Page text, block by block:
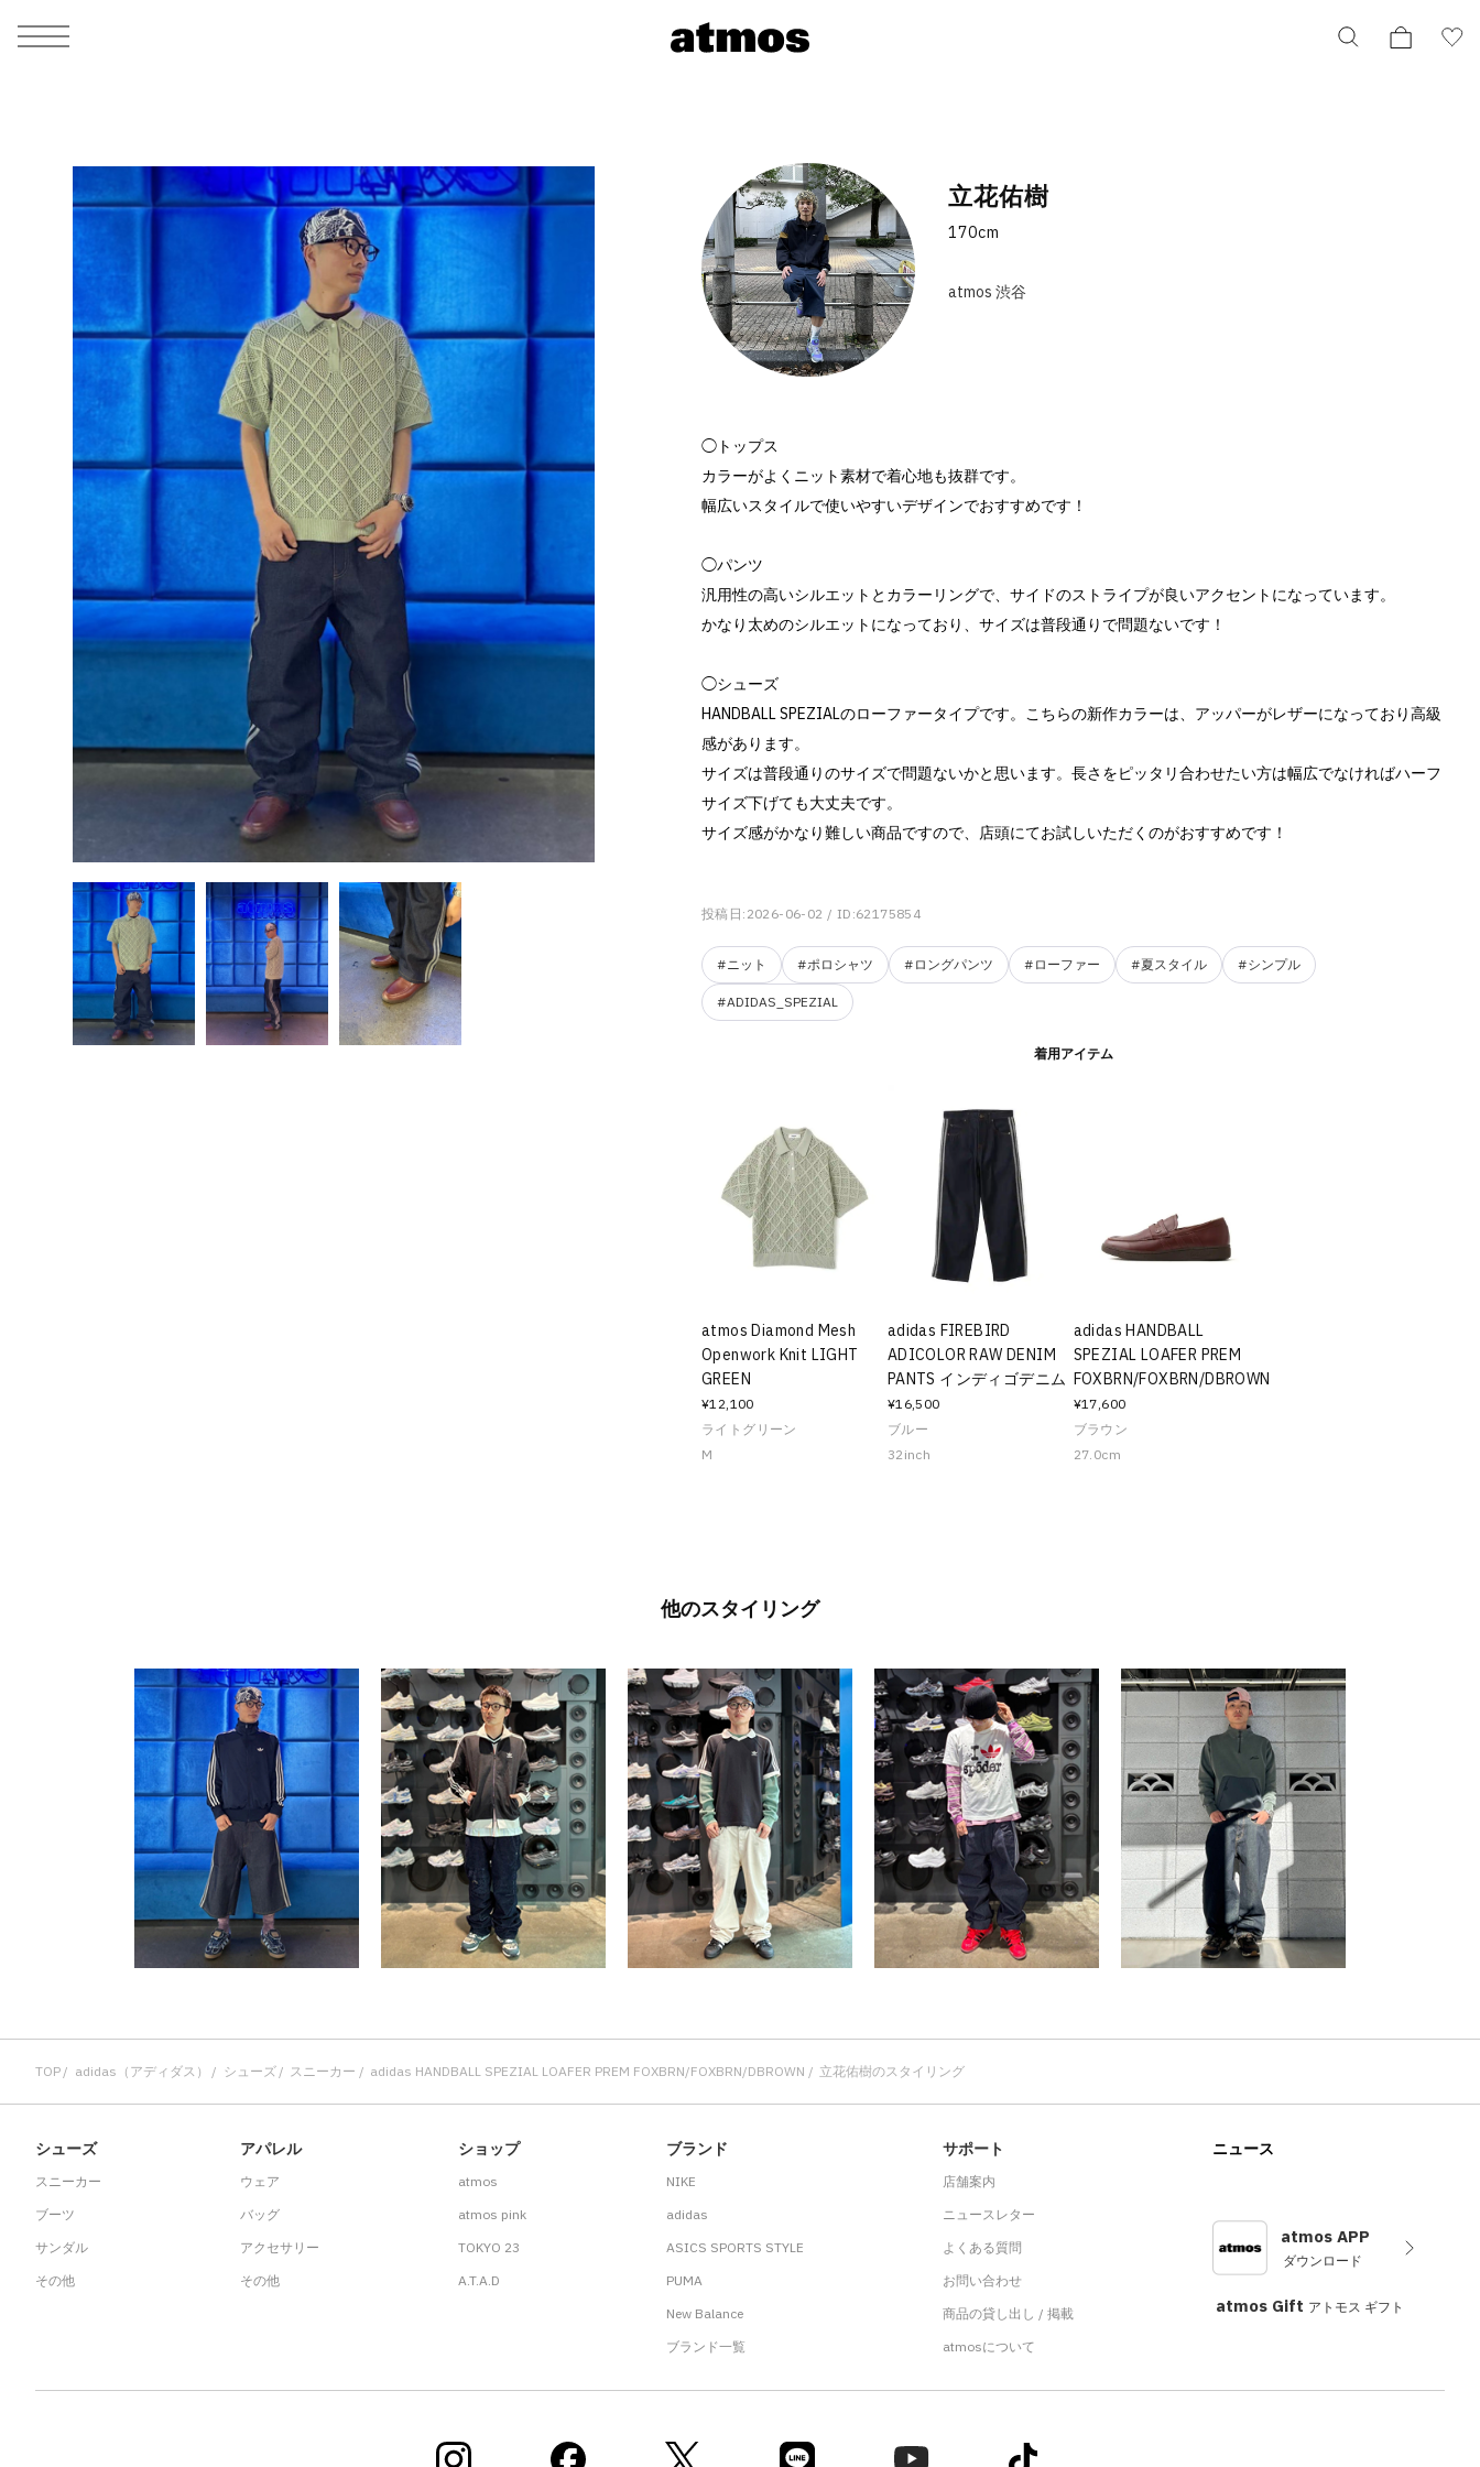
MEN
ALL
バッグ
アクセサリー
その他
アディダス ピックアップ
シューズ
ALL
サンダル
その他
すべてのシューズ
ライフスタイルランニング
ウェア
ALL
パンツ
ソックス
アンダーウェア
すべてのウェア
バッグ
ALL
ショルダー / メッセンジャーバッグ
トート / エコバッグ
クラッチ / セカンドバッグ
ウエストバッグ
すべてのバッグ
アクセサリー
ALL
グッズ / アクセサリー
その他
すべてのアクセサリー
その他
ALL
おもちゃ / フィギュア
その他
すべてのその他
WOMENS
ALL
バッグ
アクセサリー
その他
アディダス ピックアップ
シューズ
ALL
サンダル / パンプス
その他
すべてのシューズ
ライフスタイルランニング
ウェア
ALL
パンツ
ワンピース
スカート
ソックス
アンダーウェア
その他
バッグ
ALL
ショルダー / メッセンジャーバッグ
トート / エコバッグ
クラッチ / セカンドバッグ
ウエストバッグ
すべてのバッグ
アクセサリー
ALL
グッズ / アクセサリー
その他
すべてのアクセサリー
その他
ALL
おもちゃ / フィギュア
その他
すべてのその他
立花佑樹
170cm
atmos 渋谷
◯トップス
カラーがよくニット素材で着心地も抜群です。
幅広いスタイルで使いやすいデザインでおすすめです！
◯パンツ
汎用性の高いシルエットとカラーリングで、サイドのストライプが良いアクセントになっています。
かなり太めのシルエットになっており、サイズは普段通りで問題ないです！
◯シューズ
HANDBALL SPEZIALのローファータイプです。こちらの新作カラーは、アッパーがレザーになっており高級
感があります。
サイズは普段通りのサイズで問題ないかと思います。長さをピッタリ合わせたい方は幅広でなければハーフ
サイズ下げても大丈夫です。
サイズ感がかなり難しい商品ですので、店頭にてお試しいただくのがおすすめです！
投稿日:2026-06-02 / ID:62175854
#ニット #ポロシャツ #ロングパンツ #ローファー #夏スタイル #シンプル
#ADIDAS_SPEZIAL
着用アイテム
atmos Diamond Mesh
Openwork Knit LIGHT
GREEN
¥12,100
ライトグリーン
M
adidas FIREBIRD
ADICOLOR RAW DENIM
PANTS インディゴデニム
¥16,500
ブルー
32inch
adidas HANDBALL
SPEZIAL LOAFER PREM
FOXBRN/FOXBRN/DBROWN
¥17,600
ブラウン
27.0cm
他のスタイリング
TOP adidas（アディダス） シューズ スニーカー adidas HANDBALL SPEZIAL LOAFER PREM FOXBRN/FOXBRN/DBROWN 立花佑樹のスタイリング
シューズ
スニーカー
ブーツ
サンダル
その他
アパレル
ウェア
バッグ
アクセサリー
その他
ショップ
atmos
atmos pink
TOKYO 23
A.T.A.D
ブランド
NIKE
adidas
ASICS SPORTS STYLE
PUMA
New Balance
ブランド一覧
サポート
店舗案内
ニュースレター
よくある質問
お問い合わせ
商品の貸し出し / 掲載
atmosについて
ニュース
atmos APP
ダウンロード
atmos Gift アトモス ギフト